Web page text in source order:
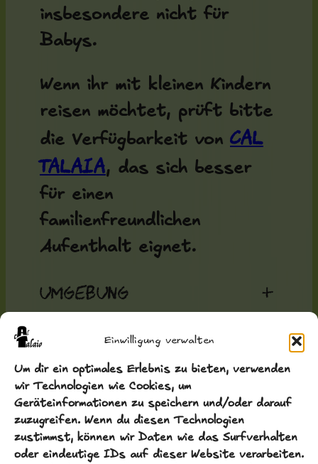
Einwilligung verwalten
Um dir ein optimales Erlebnis zu bieten, verwenden
wir Technologien wie Cookies, um
Geräteinformationen zu speichern und/oder darauf
zuzugreifen. Wenn du diesen Technologien
zustimmst, können wir Daten wie das Surfverhalten
oder eindeutige IDs auf dieser Website verarbeiten.
insbesondere nicht für
Babys.
Wenn ihr mit kleinen Kindern
reisen möchtet, prüft bitte
die Verfügbarkeit von Cal
Talaia, das sich besser
für einen
familienfreundlichen
Aufenthalt eignet.
Umgebung +
La Guinda de Cal Talaia
liegt im Herzen Kataloniens,
in der magischen,
einzigartigen und fast
unbekannten Region der